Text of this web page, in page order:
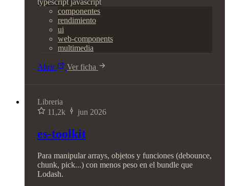
componentes
rendimiento
ui
web-components
multimedia
Abrir Ver ficha
Libreria
11,2k
jun 2026
es-toolkit
Para manipular arrays, objetos y funciones (debounce,
chunk, pick...) con menos peso en el bundle que
Lodash.